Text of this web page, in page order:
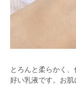
とろんと柔らかく
好い乳液です。お